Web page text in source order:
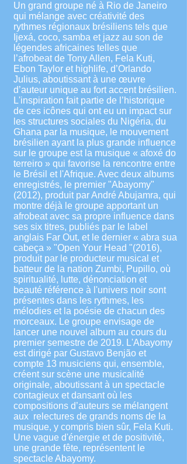
Un grand groupe né à Rio de Janeiro
qui mélange avec créativité des
rythmes régionaux brésiliens tels que
Ijexá, coco, samba et jazz au son de
légendes africaines telles que
l’afrobeat de Tony Allen, Fela Kuti,
Ebon Taylor et highlife, d’Orlando
Julius, aboutissant à une œuvre
d’auteur unique au fort accent brésilien.
L'inspiration fait partie de l’historique
de ces icônes qui ont eu un impact sur
les structures sociales du Nigéria, du
Ghana par la musique, le mouvement
brésilien ayant la plus grande influence
sur le groupe est la musique « afoxé do
terreiro » qui favorise la rencontre entre
le Brésil et l'Afrique. Avec deux albums
enregistrés, le premier "Abayomy"
(2012), produit par André Abujamra, qui
montre déjà le groupe apportant un
afrobeat avec sa propre influence dans
ses six titres, publiés par le label
anglais Far Out, et le dernier « abra sua
cabeça » "Open Your Head "(2016),
produit par le producteur musical et
batteur de la nation Zumbi, Pupillo, où
spiritualité, lutte, dénonciation et
beauté référence à l'univers noir sont
présentes dans les rythmes, les
mélodies et la poésie de chacun des
morceaux. Le groupe envisage de
lancer une nouvel album au cours du
premier semestre de 2019. L'Abayomy
est dirigé par Gustavo Benjão et
compte 13 musiciens qui, ensemble,
créent sur scène une musicalité
originale, aboutissant à un spectacle
contagieux et dansant où les
compositions d’auteurs se mélangent
aux relectures de grands noms de la
musique, y compris bien sûr, Fela Kuti.
Une vague d'énergie et de positivité,
une grande fête, représentent le
spectacle Abayomy.